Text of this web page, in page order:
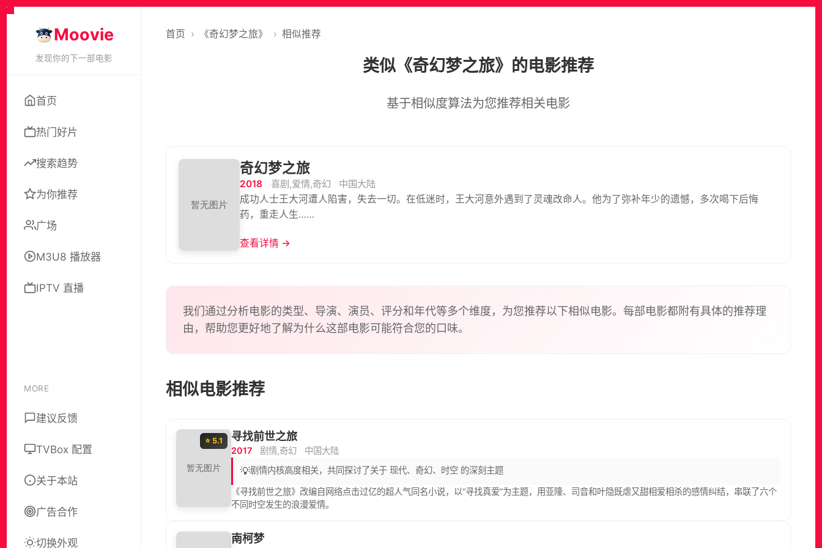
Moovie
发现你的下一部电影
首页
热门好片
搜索趋势
为你推荐
广场
M3U8 播放器
IPTV 直播
MORE
建议反馈
TVBox 配置
关于本站
广告合作
切换外观
首页 › 《奇幻梦之旅》 › 相似推荐
类似《奇幻梦之旅》的电影推荐
基于相似度算法为您推荐相关电影
奇幻梦之旅
2018 喜剧,爱情,奇幻
中国大陆
成功人士王大河遭人陷害，失去一切。在低迷时，王大河意外遇到了灵魂改命人。他为了弥补年少的遗憾，多次喝下后悔
药，重走人生……
查看详情 →
我们通过分析电影的类型、导演、演员、评分和年代等多个维度，为您推荐以下相似电影。每部电影都附有具体的推荐理
由，帮助您更好地了解为什么这部电影可能符合您的口味。
相似电影推荐
⭐ 5.1 寻找前世之旅
2017 剧情,奇幻 中国大陆
💡剧情内核高度相关，共同探讨了关于 现代、奇幻、时空 的深刻主题
《寻找前世之旅》改编自网络点击过亿的超人气同名小说，以“寻找真爱”为主题，用亚隆、司音和叶隐既虐又甜相爱相杀的感情纠结，串联了六个
不同时空发生的浪漫爱情。
南柯梦